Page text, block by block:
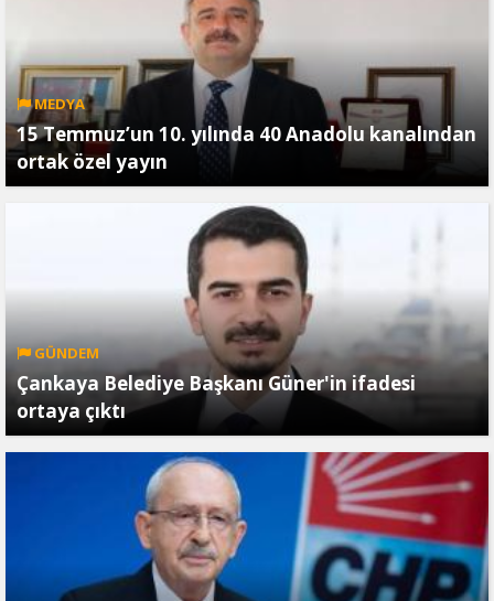
MEDYA
15 Temmuz’un 10. yılında 40 Anadolu kanalından
ortak özel yayın
GÜNDEM
Çankaya Belediye Başkanı Güner'in ifadesi
ortaya çıktı